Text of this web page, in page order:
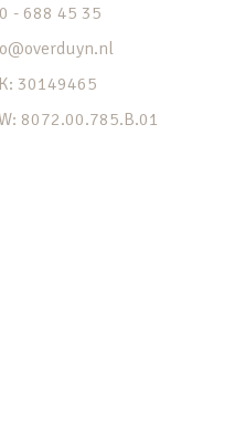
- 688 45 35
30149465
8072.00.785.B.01